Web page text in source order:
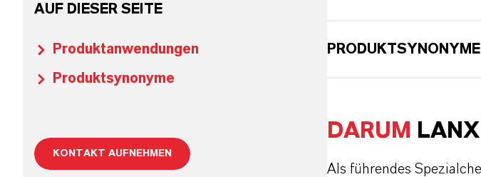
AUF DIESER SEITE
Produktanwendungen
Produktsynonyme
KONTAKT AUFNEHMEN
PRODUKTSYNONYME
DARUM
Als führendes